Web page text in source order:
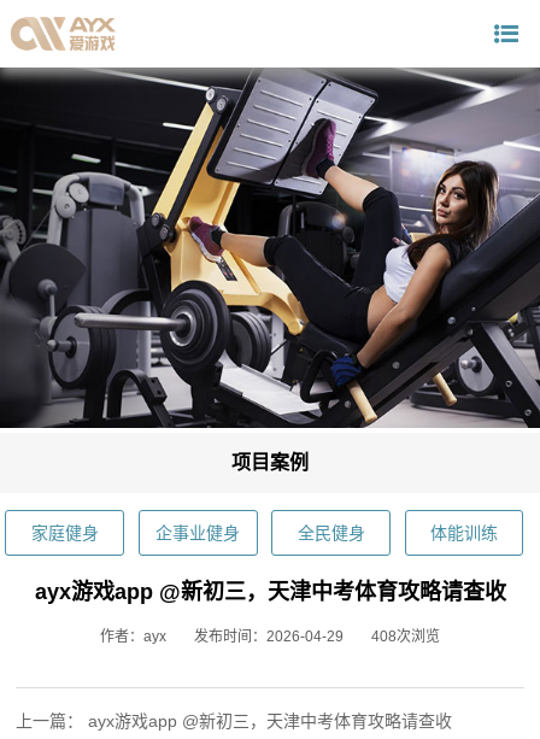
项目案例
家庭健身 企事业健身 全民健身 体能训练
ayx游戏app @新初三，天津中考体育攻略请查收
作者：ayx 发布时间：2026-04-29 408次浏览
上一篇：ayx游戏app @新初三，天津中考体育攻略请查收